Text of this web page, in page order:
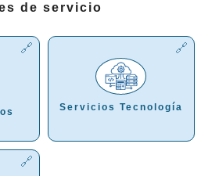
de servicio
Servicios Tecnología